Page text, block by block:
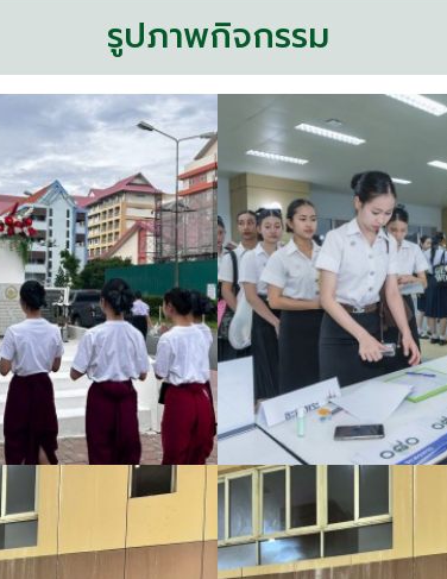
รูปภาพกิจกรรม